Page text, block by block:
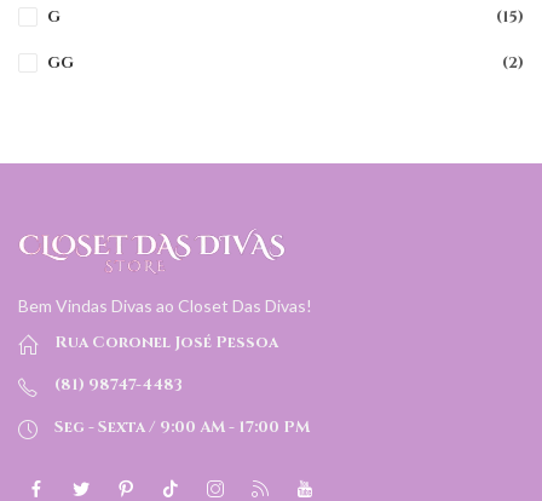
G (15)
GG (2)
Bem Vindas Divas ao Closet Das Divas!
Rua Coronel José Pessoa
(81) 98747-4483
Seg - Sexta / 9:00 AM - 17:00 PM